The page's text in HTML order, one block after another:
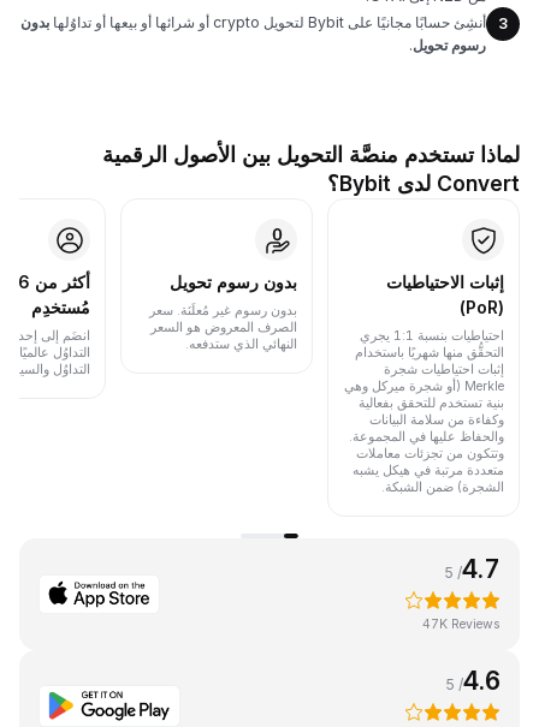
3
أنشِئ حسابًا مجانيًا على Bybit لتحويل crypto أو شرائها أو بيعها أو تداوُلها
بدون
رسوم تحويل.
لماذا تستخدم منصَّة التحويل بين الأصول الرقمية
Convert لدى Bybit؟
إثبات الاحتياطيات
(PoR)
احتياطيات بنسبة 1:1 يجري
التحقُّق منها شهريًا باستخدام
إثبات احتياطيات شجرة
Merkle (أو شجرة ميركل وهي
بنية تستخدم للتحقق بفعالية
وكفاءة من سلامة البيانات
والحفاظ عليها في المجموعة.
وتتكون من تجزئات معاملات
متعددة مرتبة في هيكل يشبه
الشجرة) ضمن الشبكة.
بدون رسوم تحويل
بدون رسوم غير مُعلَنَة. سعر
الصرف المعروض هو السعر
النهائي الذي ستدفعه.
مُستخدِم
انضَم إلى إحدى
التداوُل
التداوُل والسيولة.
4.7
/ 5
47K Reviews
4.6
/ 5